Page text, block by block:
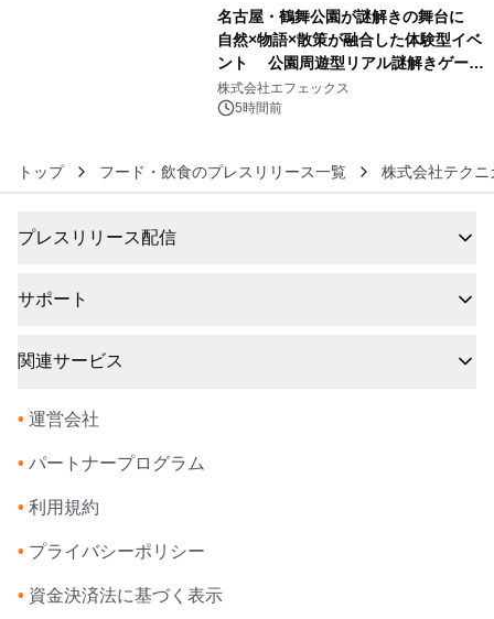
名古屋・鶴舞公園が謎解きの舞台に
自然×物語×散策が融合した体験型イベ
ント 公園周遊型リアル謎解きゲーム
「クローバーの国とトランプの魔法」
開催決定
株式会社エフェックス
5時間前
トップ フード・飲食のプレスリリース一覧 株式会社テクニ
プレスリリース配信
サポート
関連サービス
• 運営会社
• パートナープログラム
• 利用規約
• プライバシーポリシー
• 資金決済法に基づく表示